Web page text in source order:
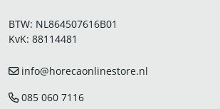
BTW: NL864507616B01
KvK: 88114481
info@horecaonlinestore.nl
085 060 7116